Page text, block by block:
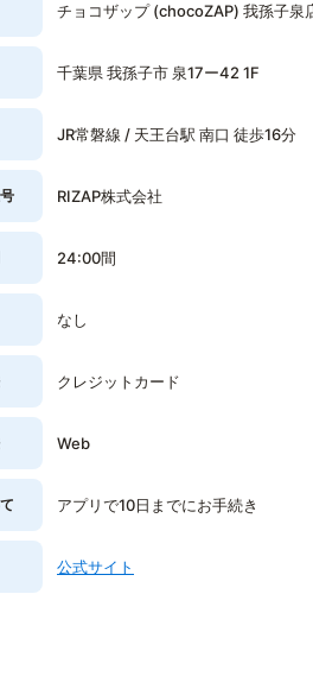
チョコザップ (chocoZAP) 我孫子泉
千葉県 我孫子市 泉17ー42 1F
JR常磐線 / 天王台駅 南口 徒歩16分
RIZAP株式会社
24:00間
なし
クレジットカード
Web
アプリで10日までにお手続き
公式サイト